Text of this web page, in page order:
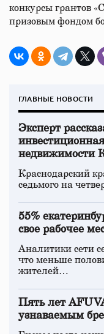
конкурсы грантов
призовым фондом
ГЛАВНЫЕ НОВОСТИ
Эксперт
недвижимости
Краснодарский
седьмого на
55%
свое рабочее
Аналитики сети
что меньше
жителей…
Пять лет
узнаваемым